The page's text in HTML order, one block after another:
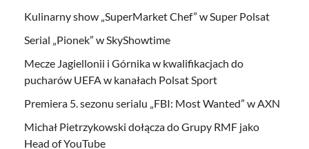
Kulinarny show „SuperMarket Chef” w Super Polsat
Serial „Pionek” w SkyShowtime
Mecze Jagiellonii i Górnika w kwalifikacjach do
pucharów UEFA w kanałach Polsat Sport
Premiera 5. sezonu serialu „FBI: Most Wanted” w AXN
Michał Pietrzykowski dołącza do Grupy RMF jako
Head of YouTube